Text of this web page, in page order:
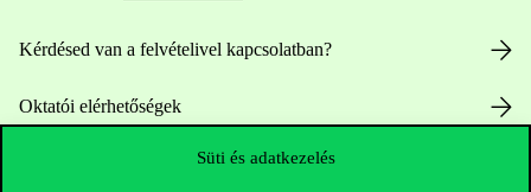
Süti és adatkezelés
Kérdésed van a felvételivel kapcsolatban?
Oktatói elérhetőségek
HUB jelenlegi hallgatóinknak